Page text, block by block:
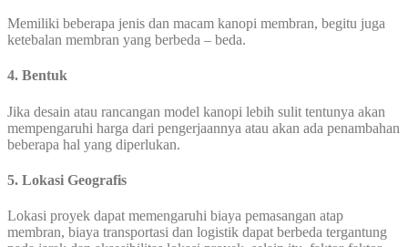
Memiliki beberapa jenis dan macam kanopi membran, begitu juga
ketebalan membran yang berbeda – beda.
4. Bentuk
Jika desain atau rancangan model kanopi lebih sulit tentunya akan
mempengaruhi harga dari pengerjaannya atau akan ada penambahan
beberapa hal yang diperlukan.
5. Lokasi Geografis
Lokasi proyek dapat memengaruhi biaya pemasangan atap
membran, biaya transportasi dan logistik dapat berbeda tergantung